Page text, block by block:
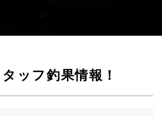
ッフ釣果情報！